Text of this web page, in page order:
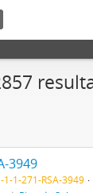
3949
1-1-271-RSA-3949